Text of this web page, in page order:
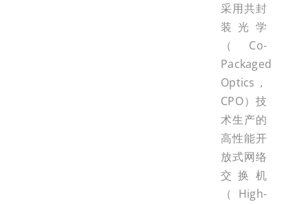
采用共封
装光学
（Co-
Packaged
Optics，
CPO）技
术生产的
高性能开
放式网络
交换机
（High-